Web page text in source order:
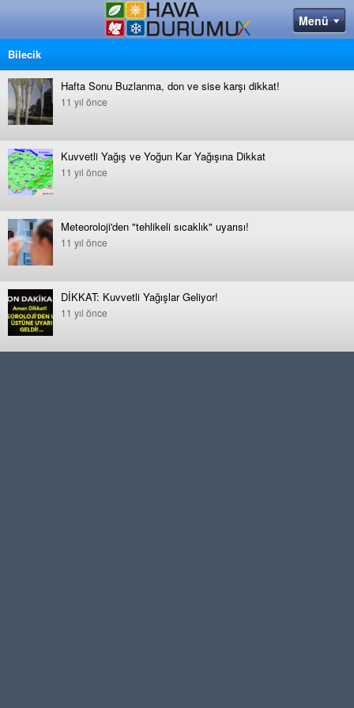
Bilecik
Hafta Sonu Buzlanma, don ve sise karşı dikkat!
11 yıl önce
Kuvvetli Yağış ve Yoğun Kar Yağışına Dikkat
11 yıl önce
Meteoroloji'den "tehlikeli sıcaklık" uyarısı!
11 yıl önce
DİKKAT: Kuvvetli Yağışlar Geliyor!
11 yıl önce